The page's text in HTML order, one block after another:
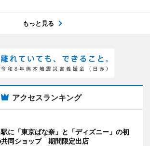
もっと見る
アクセスランキング
に「東京ばな奈」と「ディズニー」の初
同ショップ 期間限定出店